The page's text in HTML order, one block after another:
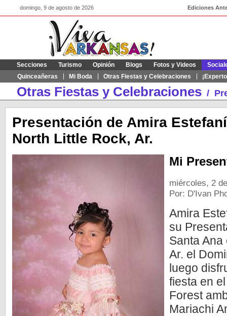
domingo, 9 de agosto de 2026 Ediciones
Secciones Turismo Opinión Blogs Fotos y Videos
Quinceañeras
Mi Boda Otras Fiestas y Celebraciones
Otras Fiestas y Celebraciones /
Presentación de Amira
North Little Rock, Ar.
Mi
miércoles, 2
Por: D'Ivan
Amira
su
Santa
Ar. el
luego
fiesta en
Forest
Mariachi